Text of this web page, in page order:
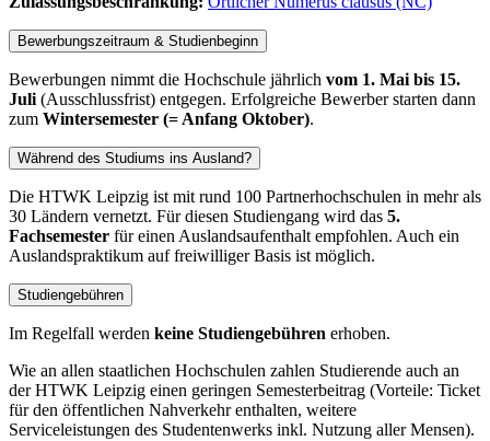
Bewerbungszeitraum & Studienbeginn
Bewerbungen nimmt die Hochschule jährlich vom 1. Mai bis 15.
Juli(Ausschlussfrist) entgegen. Erfolgreiche Bewerber starten dann
zum Wintersemester (= Anfang Oktober).
Während des Studiums ins Ausland?
Die HTWK Leipzig ist mit rund 100 Partnerhochschulen in mehr als
30 Ländern vernetzt. Für diesen Studiengang wird das 5.
Fachsemester für einen Auslandsaufenthalt empfohlen. Auch ein
Auslandspraktikum auf freiwilliger Basis ist möglich.
Studiengebühren
Im Regelfall werden keine Studiengebühren erhoben.
Wie an allen staatlichen Hochschulen zahlen Studierende auch an
der HTWK Leipzig einen geringen Semesterbeitrag (Vorteile: Ticket
für den öffentlichen Nahverkehr enthalten, weitere
Serviceleistungen des Studentenwerks inkl. Nutzung aller Mensen).